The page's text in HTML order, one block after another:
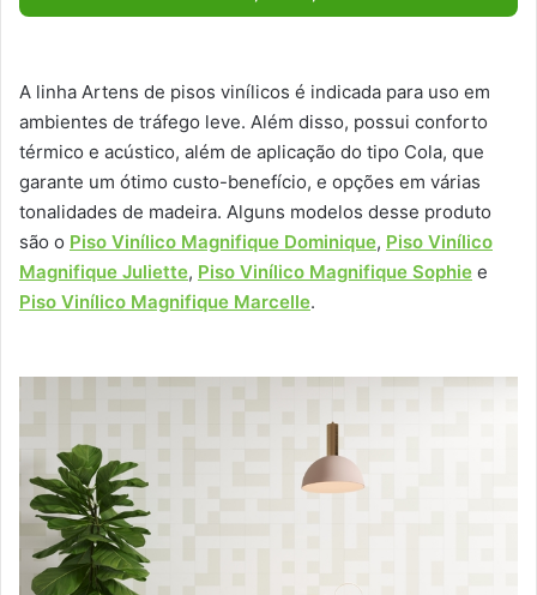
A linha Artens de pisos vinílicos é indicada para uso em
ambientes de tráfego leve. Além disso, possui conforto
térmico e acústico, além de aplicação do tipo Cola, que
garante um ótimo custo-benefício, e opções em várias
tonalidades de madeira. Alguns modelos desse produto
são o Piso Vinílico Magnifique Dominique, Piso Vinílico
Magnifique Juliette, Piso Vinílico Magnifique Sophie e
Piso Vinílico Magnifique Marcelle.